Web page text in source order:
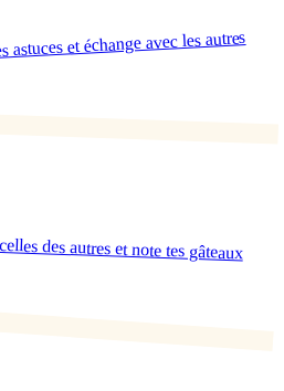
astuces et échange avec les autres
des autres et note tes gâteaux